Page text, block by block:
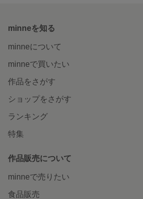
minneを知る
minneについて
minneで買いたい
作品をさがす
ショップをさがす
ランキング
特集
作品販売について
minneで売りたい
食品販売